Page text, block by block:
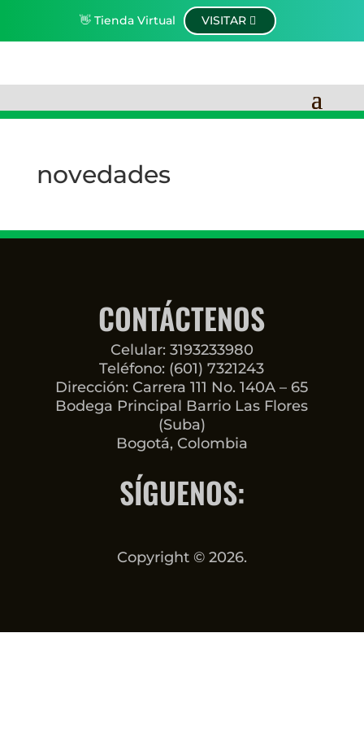
👋 Tienda Virtual VISITAR
novedades
CONTÁCTENOS
Celular: 3193233980
Teléfono: (601) 7321243
Dirección: Carrera 111 No. 140A – 65
Bodega Principal Barrio Las Flores
(Suba)
Bogotá, Colombia
SÍGUENOS:
Copyright © 2026.